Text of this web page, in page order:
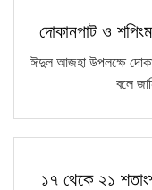
দোকানপাট ও
ঈদুল আজহা উপলক্ষে
বলে
১৭ থেকে ২১